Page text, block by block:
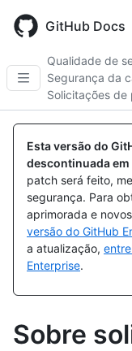
main
GitHub Docs
Qualidade de
Segurança da
Solicitações
Esta versão do
descontinuada em
patch será feito,
segurança. Para
aprimorada e
versão do GitHub
a atualização,
Enterprise.
Sobre